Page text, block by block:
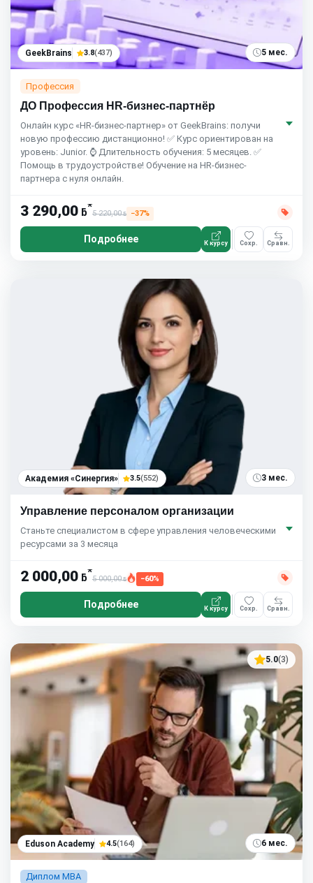
GeekBrains 3.8(437) 5 мес.
Профессия
ДО Профессия HR-бизнес-партнёр
Онлайн курс «HR-бизнес-партнер» от GeekBrains: получи
новую профессию дистанционно! ✅ Курс ориентирован на
уровень: Junior. ⌚ Длительность обучения: 5 месяцев. ✅
Помощь в трудоустройстве! Обучение на HR-бизнес-
партнера с нуля онлайн.
3 290,00 ƃ*
5 220,00ƃ −37%
Подробнее К курсу Сохр. Сравн.
Академия «Синергия» 3.5(552) 3 мес.
Управление персоналом организации
Станьте специалистом в сфере управления человеческими
ресурсами за 3 месяца
2 000,00 ƃ*
5 000,00ƃ −60%
Подробнее К курсу Сохр. Сравн.
5.0(3)
Eduson Academy 4.5(164) 6 мес.
Диплом MBA